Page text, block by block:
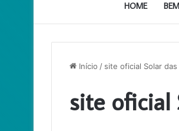
HOME
Início / site oficial Solar das
site oficial